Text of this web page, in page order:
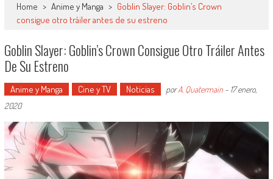
Home > Anime y Manga > Goblin Slayer: Goblin’s Crown
consigue otro tráiler antes de su estreno
Goblin Slayer: Goblin’s Crown Consigue Otro Tráiler Antes
De Su Estreno
Anime y Manga Cine y TV Noticias porA. Quatermain- 17 enero,
2020